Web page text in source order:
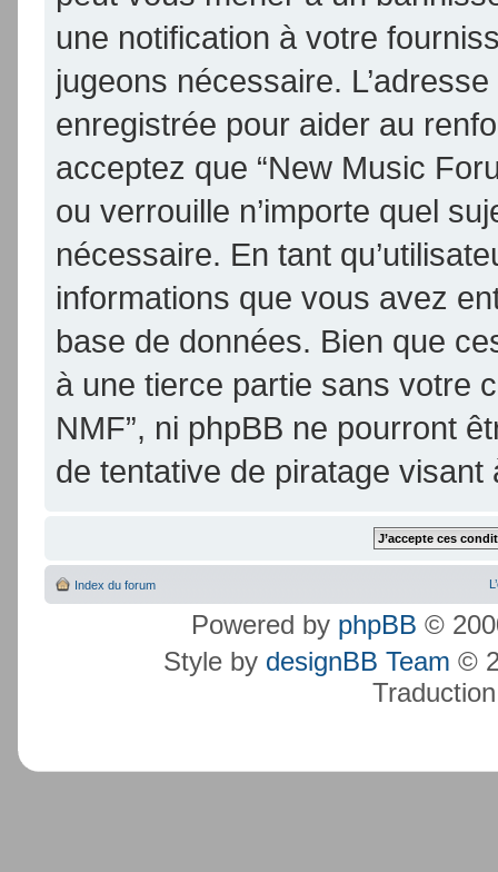
une notification à votre
jugeons nécessaire.
enregistrée pour aider au
acceptez que “New Music
ou verrouille n’importe quel
nécessaire. En tant
informations que vous avez
base de données. Bien que
à une tierce partie sans votre
NMF”, ni phpBB ne pourront
de tentative de piratage
Index du forum
Powered by phpBB ©
Style by designBB Team ©